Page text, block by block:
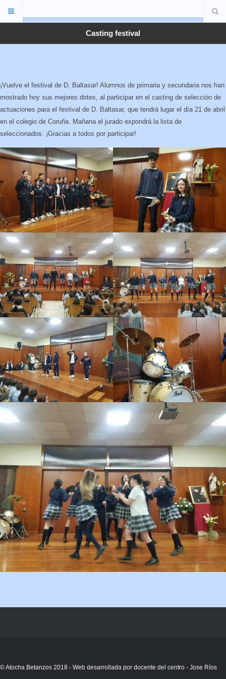
Casting festival
¡Vuelve el festival de D. Baltasar! Alumnos de primaria y secundaria nos han
mostrado hoy sus mejores dotes, al participar en el casting de selección de
actuaciones para el festival de D. Baltasar, que tendrá lugar el día 21 de abril
en el colegio de Coruña. Mañana el jurado expondrá la lista de
seleccionados. ¡Gracias a todos por participar!
© Atocha Betanzos 2018 - Web desarrollada por docente del centro - Jose Ríos